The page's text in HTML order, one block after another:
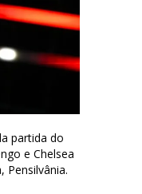
partida do
e Chelsea
Pensilvânia.